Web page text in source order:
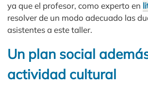
ya que el profesor, como experto en
resolver de un modo adecuado las
asistentes a este taller.
Un plan social
actividad cultural